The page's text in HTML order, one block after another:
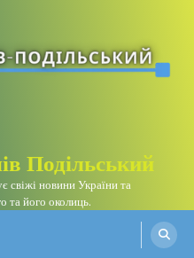
Подільський
свіжі новини України та
та його околиць.